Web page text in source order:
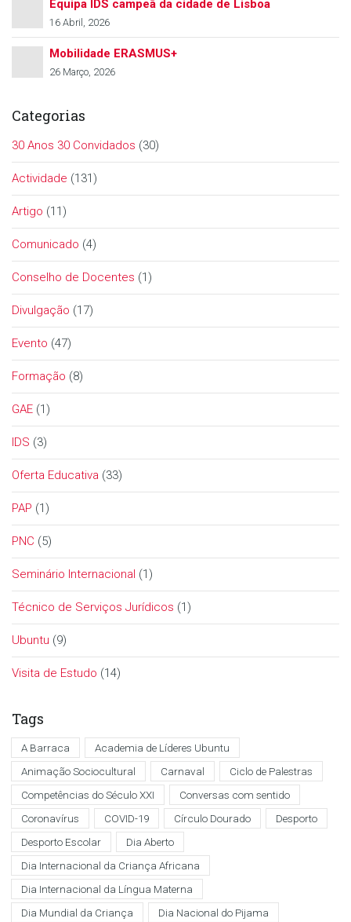
Equipa IDS campeã da cidade de Lisboa
16 Abril, 2026
Mobilidade ERASMUS+
26 Março, 2026
Categorias
30 Anos 30 Convidados (30)
Actividade (131)
Artigo (11)
Comunicado (4)
Conselho de Docentes (1)
Divulgação (17)
Evento (47)
Formação (8)
GAE (1)
IDS (3)
Oferta Educativa (33)
PAP (1)
PNC (5)
Seminário Internacional (1)
Técnico de Serviços Jurídicos (1)
Ubuntu (9)
Visita de Estudo (14)
Tags
A Barraca
Academia de Líderes Ubuntu
Animação Sociocultural
Carnaval
Ciclo de Palestras
Competências do Século XXI
Conversas com sentido
Coronavírus
COVID-19 Círculo Dourado
Desporto
Desporto Escolar
Dia Aberto
Dia Internacional da Criança Africana
Dia Internacional da Língua Materna
Dia Mundial da Criança
Dia Nacional do Pijama